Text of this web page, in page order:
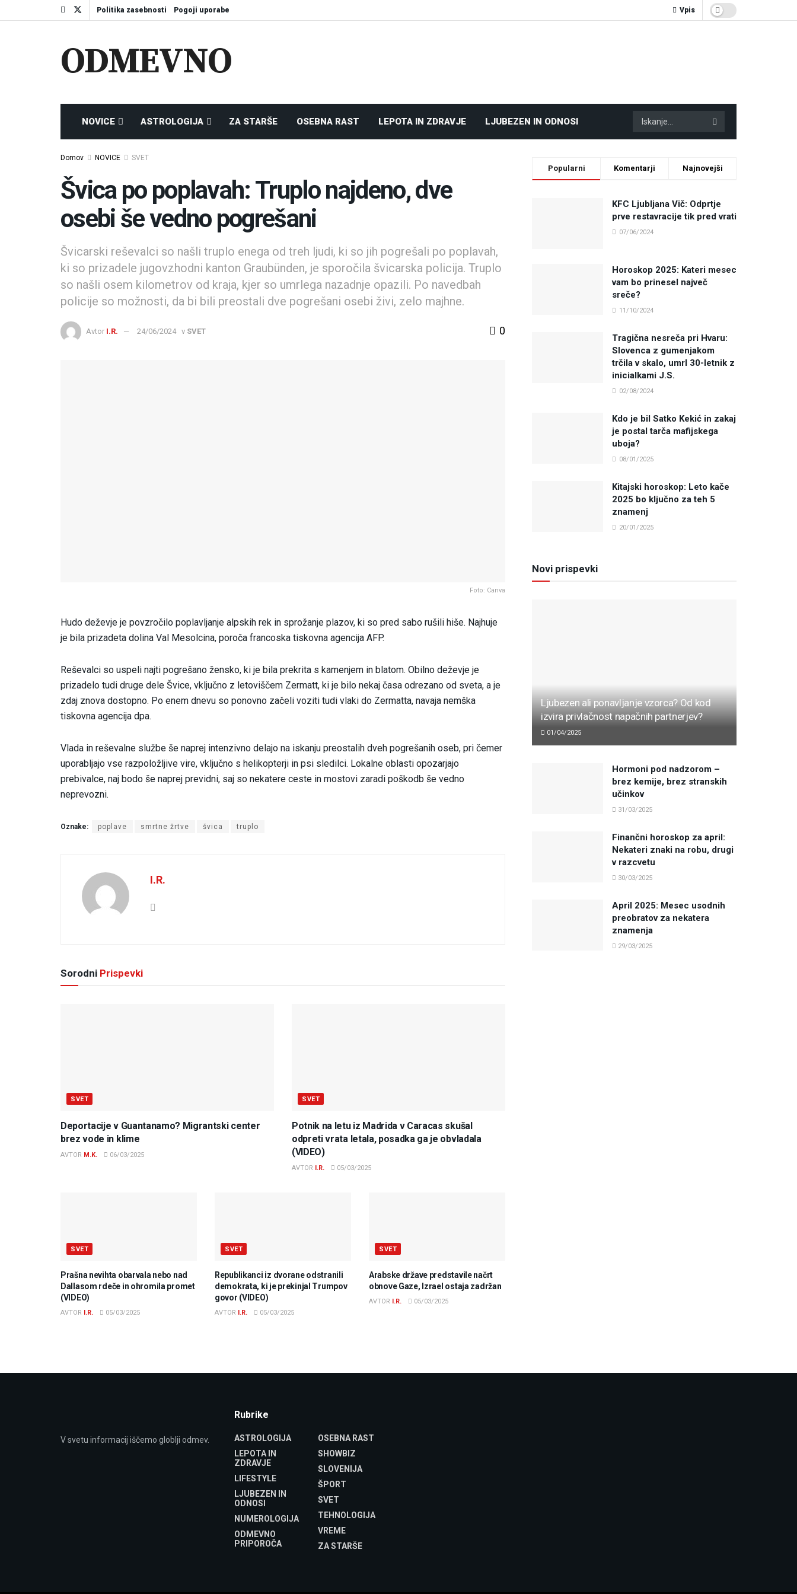
Politika zasebnosti Pogoji uporabe Vpis
ODMEVNO
NOVICE ASTROLOGIJA ZA STARŠE OSEBNA RAST LEPOTA IN ZDRAVJE LJUBEZEN IN ODNOSI
Domov NOVICE SVET
Švica po poplavah: Truplo najdeno, dve
osebi še vedno pogrešani
Švicarski reševalci so našli truplo enega od treh ljudi, ki so jih pogrešali po poplavah,
ki so prizadele jugovzhodni kanton Graubünden, je sporočila švicarska policija. Truplo
so našli osem kilometrov od kraja, kjer so umrlega nazadnje opazili. Po navedbah
policije so možnosti, da bi bili preostali dve pogrešani osebi živi, zelo majhne.
Avtor I.R. 24/06/2024 v SVET 0
Foto: Canva
Hudo deževje je povzročilo poplavljanje alpskih rek in sprožanje plazov, ki so pred sabo rušili hiše. Najhuje
je bila prizadeta dolina Val Mesolcina, poroča francoska tiskovna agencija AFP.
Reševalci so uspeli najti pogrešano žensko, ki je bila prekrita s kamenjem in blatom. Obilno deževje je
prizadelo tudi druge dele Švice, vključno z letoviščem Zermatt, ki je bilo nekaj časa odrezano od sveta, a je
zdaj znova dostopno. Po enem dnevu so ponovno začeli voziti tudi vlaki do Zermatta, navaja nemška
tiskovna agencija dpa.
Vlada in reševalne službe še naprej intenzivno delajo na iskanju preostalih dveh pogrešanih oseb, pri čemer
uporabljajo vse razpoložljive vire, vključno s helikopterji in psi sledilci. Lokalne oblasti opozarjajo
prebivalce, naj bodo še naprej previdni, saj so nekatere ceste in mostovi zaradi poškodb še vedno
neprevozni.
Oznake: poplave smrtne žrtve švica truplo
I.R.
Sorodni Prispevki
SVET
Deportacije v Guantanamo? Migrantski center
brez vode in klime
AVTOR M.K. 06/03/2025
SVET
Potnik na letu iz Madrida v Caracas skušal
odpreti vrata letala, posadka ga je obvladala
(VIDEO)
AVTOR I.R. 05/03/2025
SVET
Prašna nevihta obarvala nebo nad
Dallasom rdeče in ohromila promet
(VIDEO)
AVTOR I.R. 05/03/2025
SVET
Republikanci iz dvorane odstranili
demokrata, ki je prekinjal Trumpov
govor (VIDEO)
AVTOR I.R. 05/03/2025
SVET
Arabske države predstavile načrt
obnove Gaze, Izrael ostaja zadržan
AVTOR I.R. 05/03/2025
Popularni Komentarji Najnovejši
KFC Ljubljana Vič: Odprtje
prve restavracije tik pred vrati
07/06/2024
Horoskop 2025: Kateri mesec
vam bo prinesel največ
sreče?
11/10/2024
Tragična nesreča pri Hvaru:
Slovenca z gumenjakom
trčila v skalo, umrl 30-letnik z
inicialkami J.S.
02/08/2024
Kdo je bil Satko Kekić in zakaj
je postal tarča mafijskega
uboja?
08/01/2025
Kitajski horoskop: Leto kače
2025 bo ključno za teh 5
znamenj
20/01/2025
Novi prispevki
Ljubezen ali ponavljanje vzorca? Od kod
izvira privlačnost napačnih partnerjev?
01/04/2025
Hormoni pod nadzorom –
brez kemije, brez stranskih
učinkov
31/03/2025
Finančni horoskop za april:
Nekateri znaki na robu, drugi
v razcvetu
30/03/2025
April 2025: Mesec usodnih
preobratov za nekatera
znamenja
29/03/2025
V svetu informacij iščemo globlji odmev.
Rubrike
ASTROLOGIJA
LEPOTA IN
ZDRAVJE
LIFESTYLE
LJUBEZEN IN
ODNOSI
NUMEROLOGIJA
ODMEVNO
PRIPOROČA
OSEBNA RAST
SHOWBIZ
SLOVENIJA
ŠPORT
SVET
TEHNOLOGIJA
VREME
ZA STARŠE